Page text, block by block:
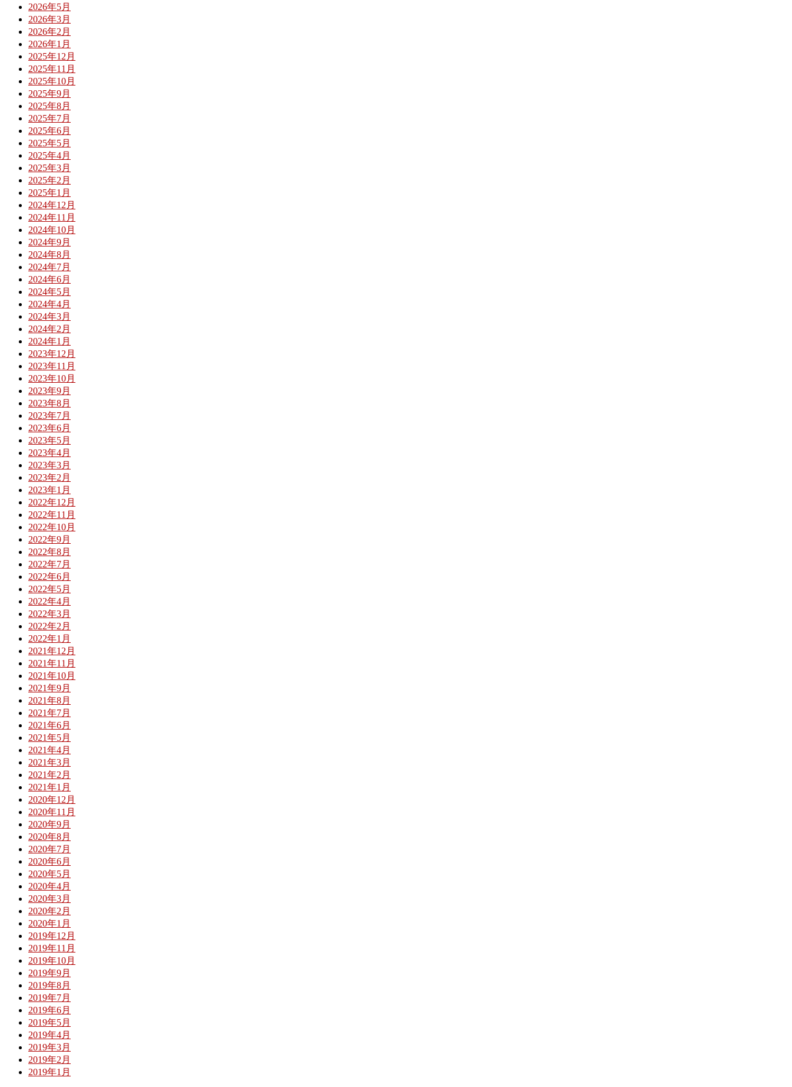
2026年5月
2026年3月
2026年2月
2026年1月
2025年12月
2025年11月
2025年10月
2025年9月
2025年8月
2025年7月
2025年6月
2025年5月
2025年4月
2025年3月
2025年2月
2025年1月
2024年12月
2024年11月
2024年10月
2024年9月
2024年8月
2024年7月
2024年6月
2024年5月
2024年4月
2024年3月
2024年2月
2024年1月
2023年12月
2023年11月
2023年10月
2023年9月
2023年8月
2023年7月
2023年6月
2023年5月
2023年4月
2023年3月
2023年2月
2023年1月
2022年12月
2022年11月
2022年10月
2022年9月
2022年8月
2022年7月
2022年6月
2022年5月
2022年4月
2022年3月
2022年2月
2022年1月
2021年12月
2021年11月
2021年10月
2021年9月
2021年8月
2021年7月
2021年6月
2021年5月
2021年4月
2021年3月
2021年2月
2021年1月
2020年12月
2020年11月
2020年9月
2020年8月
2020年7月
2020年6月
2020年5月
2020年4月
2020年3月
2020年2月
2020年1月
2019年12月
2019年11月
2019年10月
2019年9月
2019年8月
2019年7月
2019年6月
2019年5月
2019年4月
2019年3月
2019年2月
2019年1月